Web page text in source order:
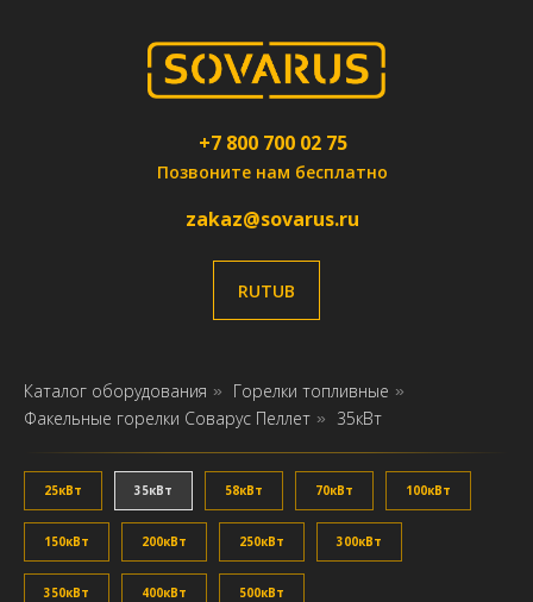
+7 800 700 02 75
Позвоните нам бесплатно
zakaz@sovarus.ru
RUTUB
Каталог оборудования » Горелки топливные »
Факельные горелки Соварус Пеллет » 35кВт
25кВт 35кВт 58кВт 70кВт 100кВт
150кВт 200кВт 250кВт 300кВт
350кВт 400кВт 500кВт